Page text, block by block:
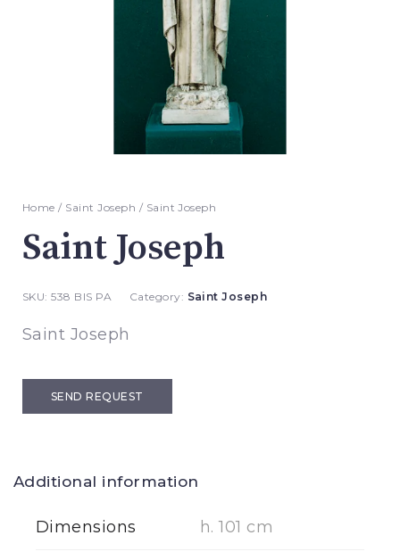
Home / Saint Joseph / Saint Joseph
Saint Joseph
SKU:538 BIS PA Category: Saint Joseph
Saint Joseph
SEND REQUEST
Additional information
Dimensions h. 101 cm